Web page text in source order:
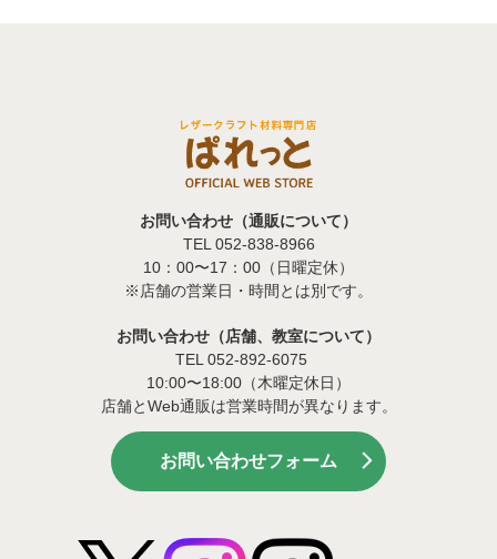
お問い合わせ（通販について）
TEL 052-838-8966
10：00〜17：00（日曜定休）
※店舗の営業日・時間とは別です。
お問い合わせ（店舗、教室について）
TEL 052-892-6075
10:00〜18:00（木曜定休日）
店舗とWeb通販は営業時間が異なります。
お問い合わせフォーム